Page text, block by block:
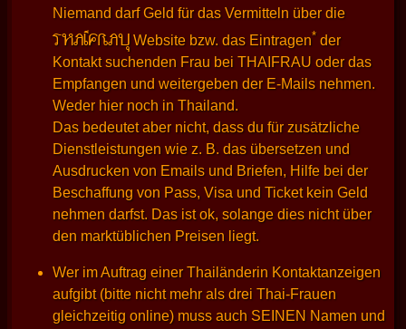
Niemand darf Geld für das Vermitteln über die
THAIFRAU Website bzw. das Eintragen* der
Kontakt suchenden Frau bei THAIFRAU oder das
Empfangen und weitergeben der E-Mails nehmen.
Weder hier noch in Thailand.
Das bedeutet aber nicht, dass du für zusätzliche
Dienstleistungen wie z. B. das übersetzen und
Ausdrucken von Emails und Briefen, Hilfe bei der
Beschaffung von Pass, Visa und Ticket kein Geld
nehmen darfst. Das ist ok, solange dies nicht über
den marktüblichen Preisen liegt.
Wer im Auftrag einer Thailänderin Kontaktanzeigen
aufgibt (bitte nicht mehr als drei Thai-Frauen
gleichzeitig online) muss auch SEINEN Namen und